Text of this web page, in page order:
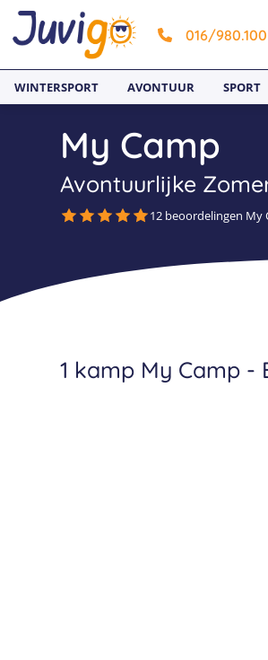
016/980.100
WINTERSPORT AVONTUUR SPORT
My Camp
Avontuurlijke
12 beoordelingen My
1 kamp My Camp -